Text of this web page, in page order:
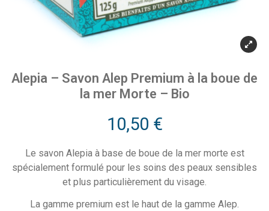
Alepia – Savon Alep Premium à la boue de
la mer Morte – Bio
10,50 €
Le savon Alepia à base de boue de la mer morte est
spécialement formulé pour les soins des peaux sensibles
et plus particulièrement du visage.
La gamme premium est le haut de la gamme Alep.